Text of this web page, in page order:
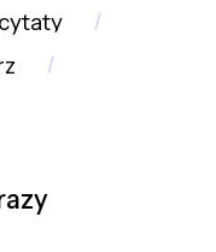
cytaty